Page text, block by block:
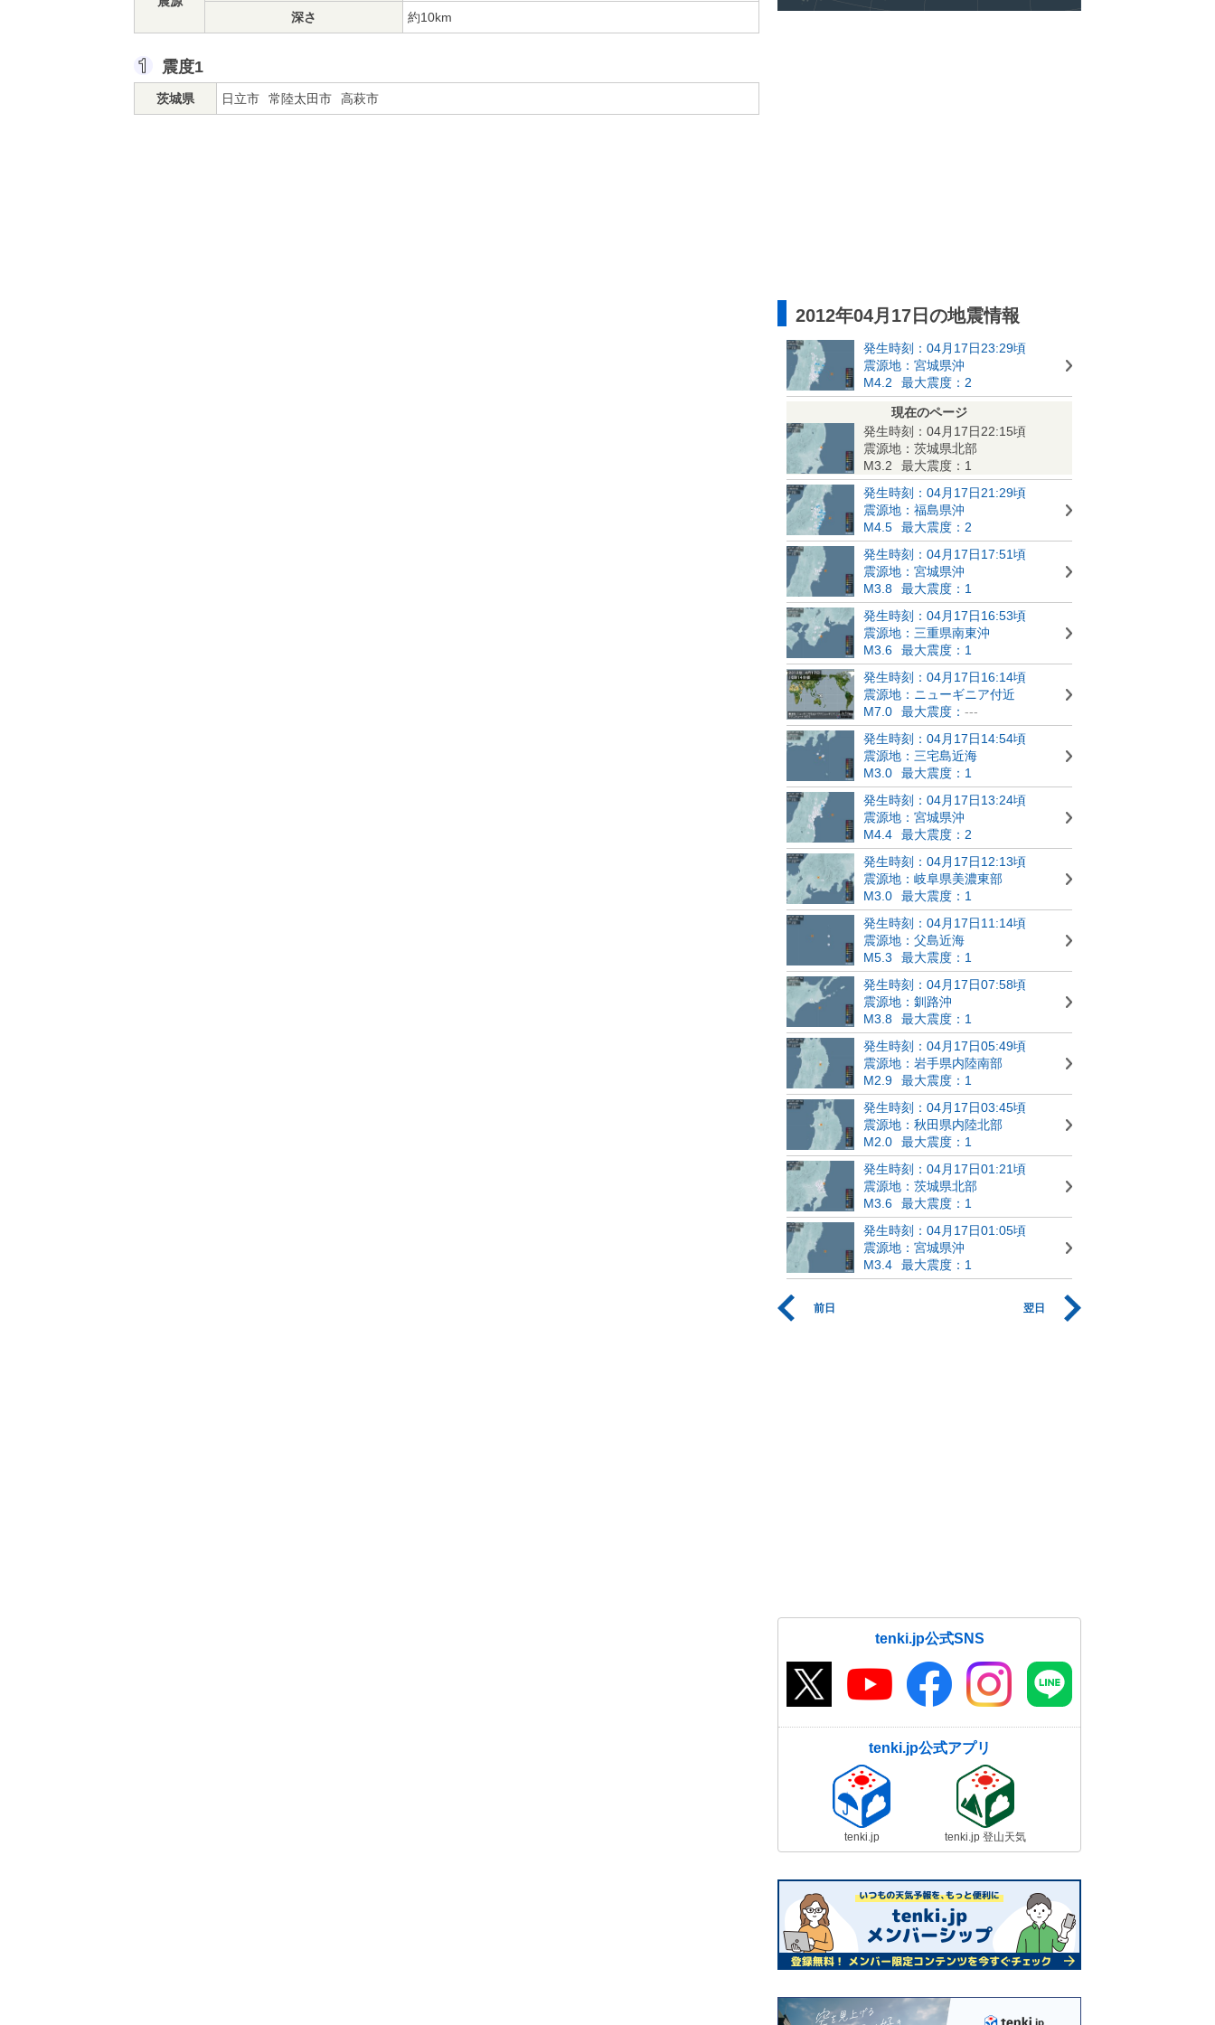
深さ
約10km
震度1
茨城県 日立市 常陸太田市 高萩市
2012年04月17日の地震情報
発生時刻：04月17日23:29頃
震源地：宮城県沖
M4.2
最大震度：2
現在のページ
発生時刻：04月17日22:15頃
震源地：茨城県北部
M3.2
最大震度：1
発生時刻：04月17日21:29頃
震源地：福島県沖
M4.5
最大震度：2
発生時刻：04月17日17:51頃
震源地：宮城県沖
M3.8
最大震度：1
発生時刻：04月17日16:53頃
震源地：三重県南東沖
M3.6
最大震度：1
発生時刻：04月17日16:14頃
震源地：ニューギニア付近
M7.0
最大震度： ---
発生時刻：04月17日14:54頃
震源地：三宅島近海
M3.0
最大震度：1
発生時刻：04月17日13:24頃
震源地：宮城県沖
M4.4
最大震度：2
発生時刻：04月17日12:13頃
震源地：岐阜県美濃東部
M3.0
最大震度：1
発生時刻：04月17日11:14頃
震源地：父島近海
M5.3
最大震度：1
発生時刻：04月17日07:58頃
震源地：釧路沖
M3.8
最大震度：1
発生時刻：04月17日05:49頃
震源地：岩手県内陸南部
M2.9
最大震度：1
発生時刻：04月17日03:45頃
震源地：秋田県内陸北部
M2.0
最大震度：1
発生時刻：04月17日01:21頃
震源地：茨城県北部
M3.6
最大震度：1
発生時刻：04月17日01:05頃
震源地：宮城県沖
M3.4
最大震度：1
前日 翌日
tenki.jp公式SNS
tenki.jp公式アプリ
tenki.jp tenki.jp 登山天気